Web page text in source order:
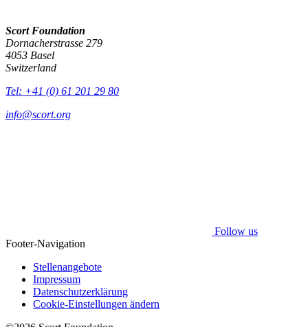
Scort Foundation
Dornacherstrasse 279
4053 Basel
Switzerland
Tel: +41 (0) 61 201 29 80
info@scort.org
Follow us
Footer-Navigation
Stellenangebote
Impressum
Datenschutzerklärung
Cookie-Einstellungen ändern